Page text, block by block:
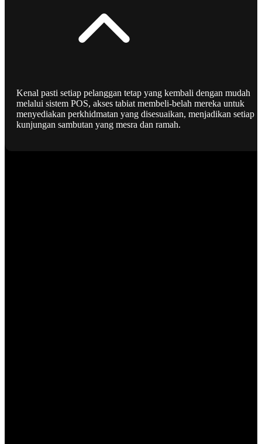
Kenal pasti setiap pelanggan tetap yang kembali dengan mudah
melalui sistem POS, akses tabiat membeli-belah mereka untuk
menyediakan perkhidmatan yang disesuaikan, menjadikan setiap
kunjungan sambutan yang mesra dan ramah.